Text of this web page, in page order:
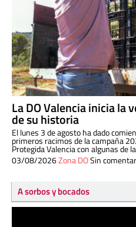
La DO Valencia inicia la
de su historia
El lunes 3 de agosto ha dado
primeros racimos de la campaña
Protegida Valencia con algunas de
03/08/2026Zona DOSin
A sorbos y bocados